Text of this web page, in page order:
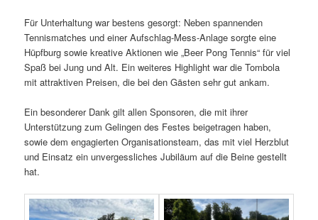
Für Unterhaltung war bestens gesorgt: Neben spannenden
Tennismatches und einer Aufschlag-Mess-Anlage sorgte eine
Hüpfburg sowie kreative Aktionen wie „Beer Pong Tennis“ für viel
Spaß bei Jung und Alt. Ein weiteres Highlight war die Tombola
mit attraktiven Preisen, die bei den Gästen sehr gut ankam.
Ein besonderer Dank gilt allen Sponsoren, die mit ihrer
Unterstützung zum Gelingen des Festes beigetragen haben,
sowie dem engagierten Organisationsteam, das mit viel Herzblut
und Einsatz ein unvergessliches Jubiläum auf die Beine gestellt
hat.